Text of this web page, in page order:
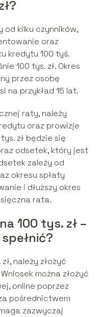
od kilku czynników,
oraz
kredytu 100 tyś.
100 tys. zł. Okres
przez osobę
na przykład 15 lat.
raty, należy
oraz prowizje
zł będzie się
odsetek, który jest
zależy od
okresu spłaty
i dłuższy okres
rata.
100 tys. zł –
należy złożyć
można złożyć
online poprzez
pośrednictwem
zazwyczaj